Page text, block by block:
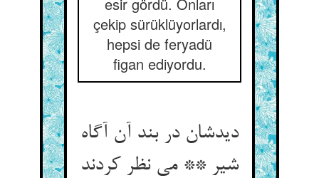
çekip sürüklüyorlardı,
hepsi de feryadü
figan ediyordu.
دیدشان در بند آن آگاه
شیر ** می نظر کردند